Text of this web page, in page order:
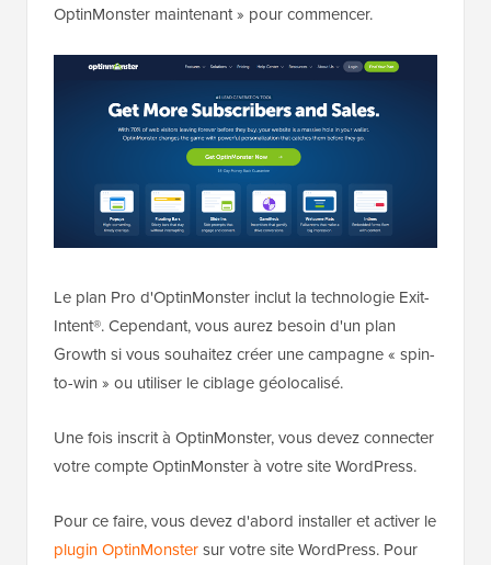
OptinMonster maintenant » pour commencer.
Le plan Pro d'OptinMonster inclut la technologie Exit-
Intent®. Cependant, vous aurez besoin d'un plan
Growth si vous souhaitez créer une campagne « spin-
to-win » ou utiliser le ciblage géolocalisé.
Une fois inscrit à OptinMonster, vous devez connecter
votre compte OptinMonster à votre site WordPress.
Pour ce faire, vous devez d'abord installer et activer le
plugin OptinMonstersur votre site WordPress. Pour